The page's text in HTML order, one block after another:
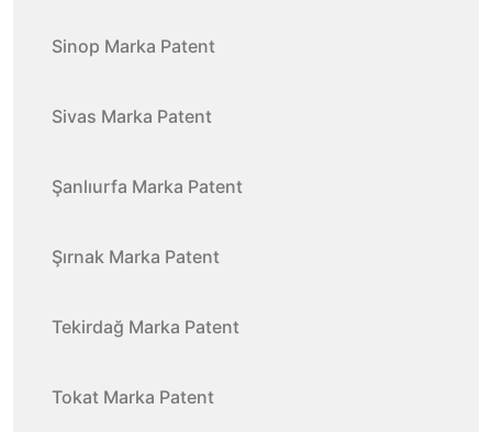
Sinop Marka Patent
Sivas Marka Patent
Şanlıurfa Marka Patent
Şırnak Marka Patent
Tekirdağ Marka Patent
Tokat Marka Patent